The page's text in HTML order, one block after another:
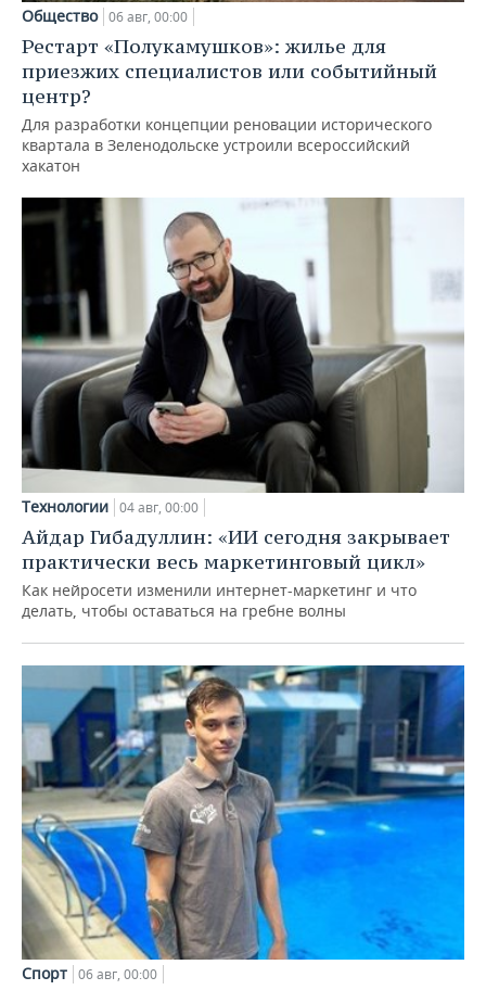
Общество 06 авг, 00:00
Рестарт «Полукамушков»: жилье для
приезжих специалистов или событийный
центр?
Для разработки концепции реновации исторического
квартала в Зеленодольске устроили всероссийский
хакатон
Технологии 04 авг, 00:00
Айдар Гибадуллин: «ИИ сегодня закрывает
практически весь маркетинговый цикл»
Как нейросети изменили интернет-маркетинг и что
делать, чтобы оставаться на гребне волны
Спорт 06 авг, 00:00